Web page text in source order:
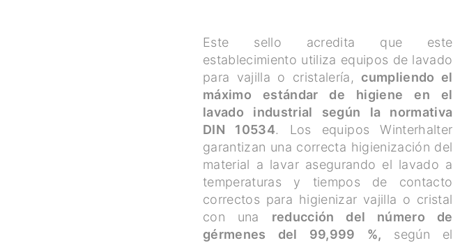
Este sello acredita que este
establecimiento utiliza equipos de lavado
para vajilla o cristalería, cumpliendo el
máximo estándar de higiene en el
lavado industrial según la normativa
DIN 10534. Los equipos Winterhalter
garantizan una correcta higienización del
material a lavar asegurando el lavado a
temperaturas y tiempos de contacto
correctos para higienizar vajilla o cristal
con una reducción del número de
gérmenes del 99,999 %, según el